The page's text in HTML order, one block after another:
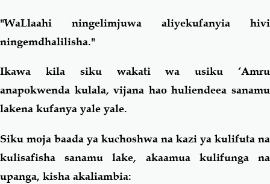
"WaLlaahi ningelimjuwa aliyekufanyia hivi
ningemdhalilisha."
Ikawa kila siku wakati wa usiku ‘Amru
anapokwenda kulala, vijana hao huliendeea sanamu
lakena kufanya yale yale.
Siku moja baada ya kuchoshwa na kazi ya kulifuta na
kulisafisha sanamu lake, akaamua kulifunga na
upanga, kisha akaliambia: